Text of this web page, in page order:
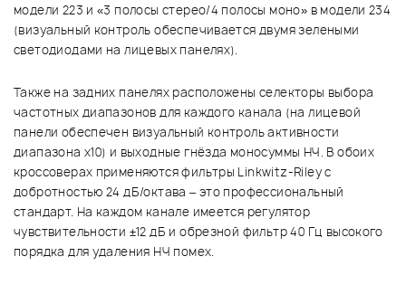
модели 223 и «3 полосы стерео/4 полосы моно» в модели 234
(визуальный контроль обеспечивается двумя зелеными
светодиодами на лицевых панелях).
Также на задних панелях расположены селекторы выбора
частотных диапазонов для каждого канала (на лицевой
панели обеспечен визуальный контроль активности
диапазона x10) и выходные гнёзда моносуммы НЧ. В обоих
кроссоверах применяются фильтры Linkwitz-Riley с
добротностью 24 дБ/октава – это профессиональный
стандарт. На каждом канале имеется регулятор
чувствительности ±12 дБ и обрезной фильтр 40 Гц высокого
порядка для удаления НЧ помех.